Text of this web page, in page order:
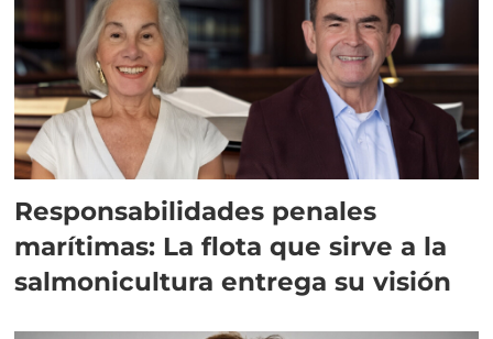
Responsabilidades penales
marítimas: La flota que sirve a la
salmonicultura entrega su visión